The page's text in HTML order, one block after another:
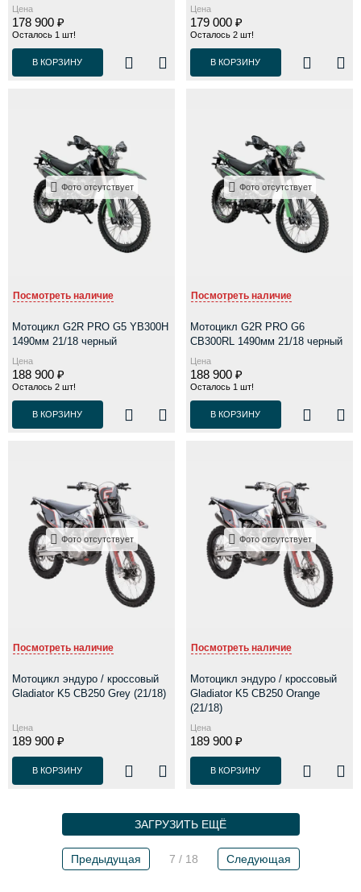
Цена
178 900 ₽
Осталось 1 шт!
В КОРЗИНУ
Цена
179 000 ₽
Осталось 2 шт!
В КОРЗИНУ
Фото отсутствует
Посмотреть наличие
Мотоцикл G2R PRO G5 YB300H
1490мм 21/18 черный
Цена
188 900 ₽
Осталось 2 шт!
В КОРЗИНУ
Фото отсутствует
Посмотреть наличие
Мотоцикл G2R PRO G6
CB300RL 1490мм 21/18 черный
Цена
188 900 ₽
Осталось 1 шт!
В КОРЗИНУ
Фото отсутствует
Посмотреть наличие
Мотоцикл эндуро / кроссовый
Gladiator K5 CB250 Grey (21/18)
Цена
189 900 ₽
В КОРЗИНУ
Фото отсутствует
Посмотреть наличие
Мотоцикл эндуро / кроссовый
Gladiator K5 CB250 Orange
(21/18)
Цена
189 900 ₽
В КОРЗИНУ
ЗАГРУЗИТЬ ЕЩЁ
Предыдущая 7 / 18 Следующая